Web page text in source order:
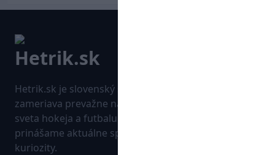
Hetrik.sk je slovenský športový portál, ktorý sa
zameriava prevažne na najnovšie informácie zo
sveta hokeja a futbalu. Pravidelne na dennej báze
prinášame aktuálne správy, góly, zaujímavosti a
kuriozity.